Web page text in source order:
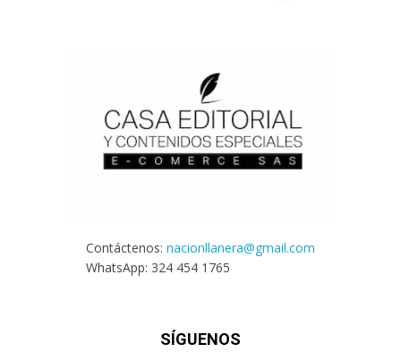
Contáctenos: nacionllanera@gmail.com
WhatsApp: 324 454 1765
SÍGUENOS